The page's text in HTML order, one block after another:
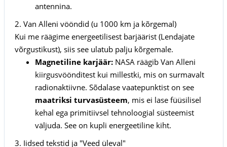
antennina.
2. Van Alleni vööndid (u 1000 km ja kõrgemal)
Kui me räägime energeetilisest barjäärist (Lendajate
võrgustikust), siis see ulatub palju kõrgemale.
Magnetiline karjäär:NASA räägib Van Alleni
kiirgusvöönditest kui millestki, mis on surmavalt
radionaktiivne. Sõdalase vaatepunktist on see
maatriksi turvasüsteem, mis ei lase füüsilisel
kehal ega primitiivsel tehnoloogial süsteemist
väljuda. See on kupli energeetiline kiht.
3. Iidsed tekstid ja "Veed üleval"